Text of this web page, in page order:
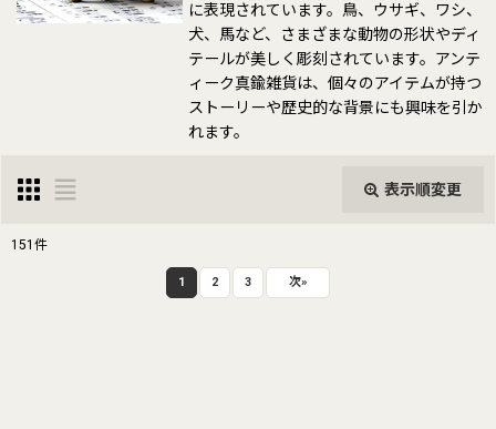
に表現されています。鳥、ウサギ、ワシ、
犬、馬など、さまざまな動物の形状やディ
テールが美しく彫刻されています。アンテ
ィーク真鍮雑貨は、個々のアイテムが持つ
ストーリーや歴史的な背景にも興味を引か
れます。
表示順変更
151 件
1 2 3 次»